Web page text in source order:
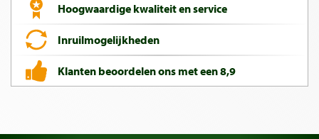
Hoogwaardige kwaliteit en service
Inruilmogelijkheden
Klanten beoordelen ons met een 8,9